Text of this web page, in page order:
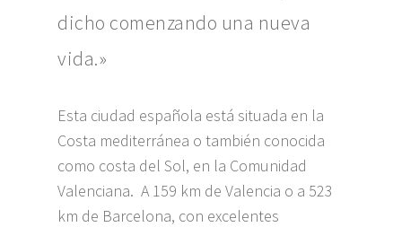
dicho comenzando una nueva
vida.»
Esta ciudad española está situada en la
Costa mediterránea o también conocida
como costa del Sol, en la Comunidad
Valenciana. A 159 km de Valencia o a 523
km de Barcelona, con excelentes